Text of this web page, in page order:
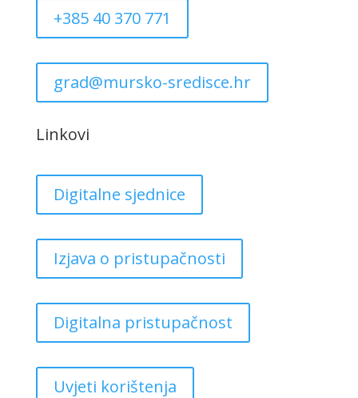
+385 40 370 771
grad@mursko-sredisce.hr
Linkovi
Digitalne sjednice
Izjava o pristupačnosti
Digitalna pristupačnost
Uvjeti korištenja